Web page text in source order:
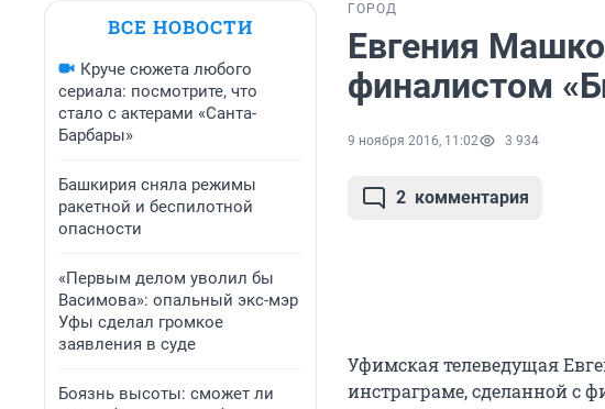
ВСЕ НОВОСТИ
Круче сюжета любого
сериала: посмотрите, что
стало с актерами «Санта-
Барбары»
Башкирия сняла режимы
ракетной и беспилотной
опасности
«Первым делом уволил бы
Васимова»: опальный экс-мэр
Уфы сделал громкое
заявления в суде
Боязнь высоты: сможет ли
ГОРОД
Евгения
финалистом
9 ноября 2016, 11:02 3 934
2 комментария
Уфимская телеведущая
инстраграме, сделанной с